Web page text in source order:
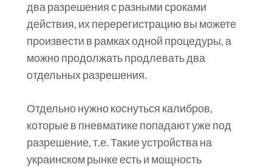
два разрешения с разными сроками
действия, их перерегистрацию вы можете
произвести в рамках одной процедуры, а
можно продолжать продлевать два
отдельных разрешения.
Отдельно нужно коснуться калибров,
которые в пневматике попадают уже под
разрешение, т.е. Такие устройства на
украинском рынке есть и мощность